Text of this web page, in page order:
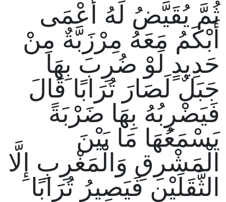
ثُمَّ يُقَيَّضُ لَهُ أَعْمَى
أَبْكَمُ مَعَهُ مِرْزَبَّةٌ مِنْ
حَدِيدٍ لَوْ ضُرِبَ بِهَا
جَبَلٌ لَصَارَ تُرَابًا قَالَ
فَيَضْرِبُهُ بِهَا ضَرْبَةً
يَسْمَعُهَا مَا بَيْنَ
الْمَشْرِقِ وَالْمَغْرِبِ إِلَّا
الثَّقَلَيْنِ فَيَصِيرُ تُرَابًا